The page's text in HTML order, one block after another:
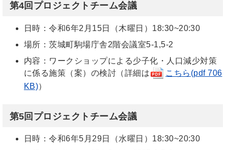
第4回プロジェクトチーム会議
日時：令和6年2月15日（木曜日）18:30~20:30
場所：茨城町駒場庁舎2階会議室5-1,5-2
内容：ワークショップによる少子化・人口減少対策
に係る施策（案）の検討（詳細は
こちら(pdf 706
KB)）
第5回プロジェクトチーム会議
日時：令和6年5月29日（水曜日）18:30~20:30